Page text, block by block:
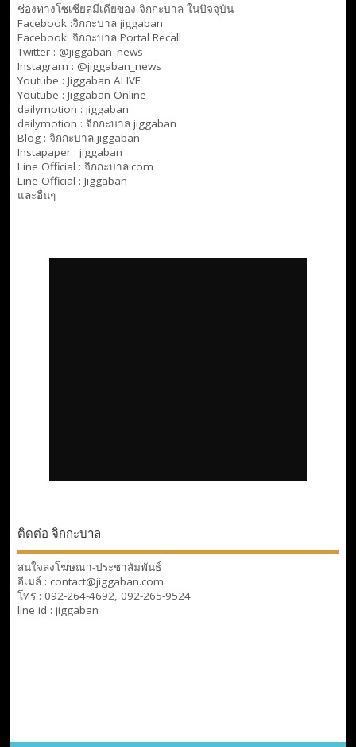
ช่องทางโซเซียลมีเดียของ จิกกะบาล ในปัจจุบัน
Facebook :จิกกะบาล jiggaban
Facebook: จิกกะบาล Portal Recall
Twitter : @jiggaban_news
Instagram : @jiggaban_news
Youtube : Jiggaban ALIVE
Youtube : Jiggaban Online
dailymotion : jiggaban
dailymotion : จิกกะบาล jiggaban
Blog : จิกกะบาล jiggaban
Instapaper : jiggaban
Line Official : จิกกะบาล.com
Line Official : Jiggaban
และอื่นๆ
ติดต่อ จิกกะบาล
สนใจลงโฆษณา-ประชาสัมพันธ์
อีเมล์ : contact@jiggaban.com
โทร : 092-264-4692, 092-265-9524
line id : jiggaban